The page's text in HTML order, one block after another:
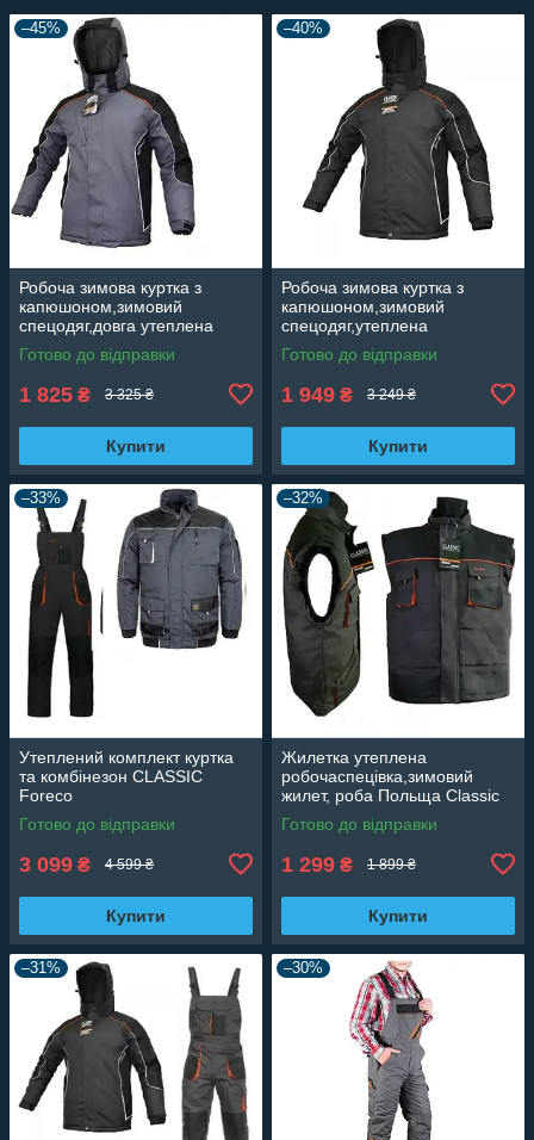
–45%
Робоча зимова куртка з
капюшоном,зимовий
спецодяг,довга утеплена
куртка,уніформа зимова
Artmaster Win Long
Готово до відправки
1 825 ₴ 3 325 ₴
Купити
–40%
Робоча зимова куртка з
капюшоном,зимовий
спецодяг,утеплена
куртка,уніформа тепла
Artmaster Польща CLASSIC
Готово до відправки
1 949 ₴ 3 249 ₴
Купити
–33%
Утеплений комплект куртка
та комбінезон CLASSIC
Foreco
Готово до відправки
3 099 ₴ 4 599 ₴
Купити
–32%
Жилетка утеплена
робочаспецівка,зимовий
жилет, роба Польща Classic
Готово до відправки
1 299 ₴ 1 899 ₴
Купити
–31% –30%